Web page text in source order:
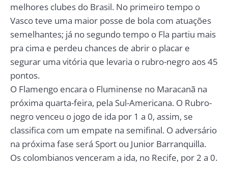
melhores clubes do Brasil. No primeiro tempo o
Vasco teve uma maior posse de bola com atuações
semelhantes; já no segundo tempo o Fla partiu mais
pra cima e perdeu chances de abrir o placar e
segurar uma vitória que levaria o rubro-negro aos 45
pontos.
O Flamengo encara o Fluminense no Maracanã na
próxima quarta-feira, pela Sul-Americana. O Rubro-
negro venceu o jogo de ida por 1 a 0, assim, se
classifica com um empate na semifinal. O adversário
na próxima fase será Sport ou Junior Barranquilla.
Os colombianos venceram a ida, no Recife, por 2 a 0.